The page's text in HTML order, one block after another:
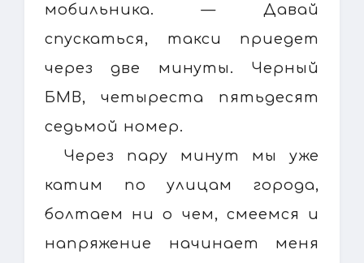
мобильника. — Давай
спускаться, такси приедет
через две минуты. Черный
БМВ, четыреста пятьдесят
седьмой номер.
Через пару минут мы уже
катим по улицам города,
болтаем ни о чем, смеемся и
напряжение начинает меня